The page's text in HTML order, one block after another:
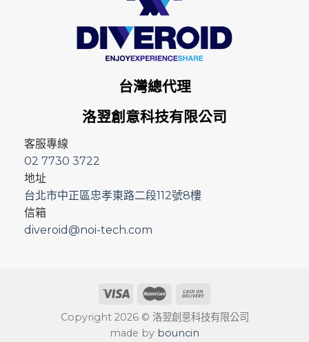
台灣總代理
洛翌創意科技有限公司
客服專線
02 7730 3722
地址
台北市中正區忠孝東路二段112號8樓
信箱
diveroid@noi-tech.com
Copyright 2026 © 洛翌創意科技有限公司
made by bouncin